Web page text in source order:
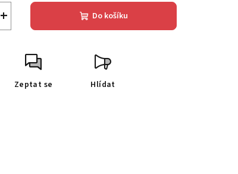
+ Do košíku
Zeptat se Hlídat